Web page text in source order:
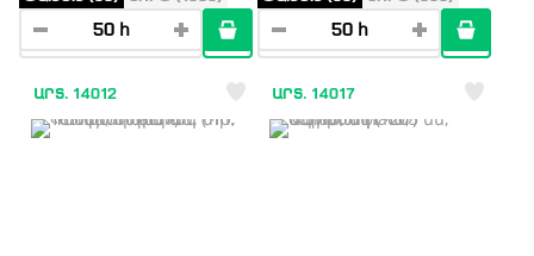
ԱՐՏ. 14012 ԱՐՏ. 14017